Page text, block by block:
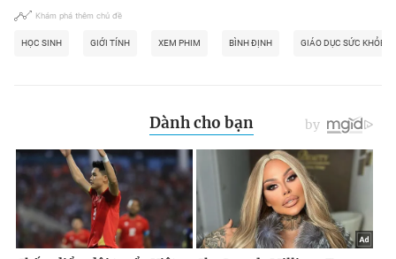
Khám phá thêm chủ đề
HỌC SINH GIỚI TÍNH XEM PHIM BÌNH ĐỊNH GIÁO DỤC SỨC KHỎE